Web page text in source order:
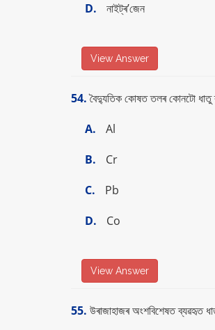
D.
নাইট্ৰ’জেন
View Answer
54.বৈদ্যুতিক কোষত তলৰ কোনটো ধাতু
A.
Al
B.
Cr
C.
Pb
D.
Co
View Answer
55. উৰাজাহাজৰ অংশবিশেষত ব্যৱহৃত